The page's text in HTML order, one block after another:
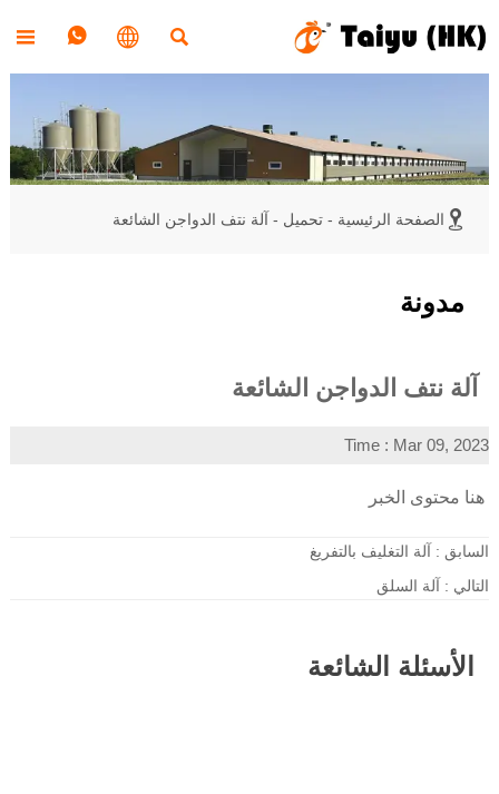




 الصفحة الرئيسية - تحميل - آلة نتف الدواجن الشائعة
مدونة
آلة نتف الدواجن الشائعة
Time : Mar 09, 2023
هنا محتوى الخبر
السابق : آلة التغليف بالتفريغ
التالي : آلة السلق
الأسئلة الشائعة